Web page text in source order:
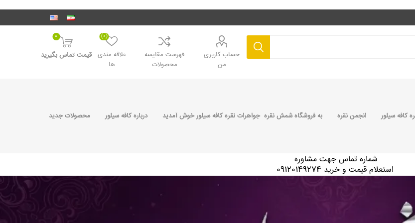
حساب کاربری
من
فهرست مقایسه
محصولات
علاقه مندی
ها
(0)
0
قیمت تماس بگیرید
کافه سیلور انجمن نقره به فروشگاه شمش نقره جواهرات نقره کافه سیلور خوش آمدید درباره کافه سیلور محصولات جدید
شماره تماس جهت مشاوره
استعلام قیمت و خرید 09120149274